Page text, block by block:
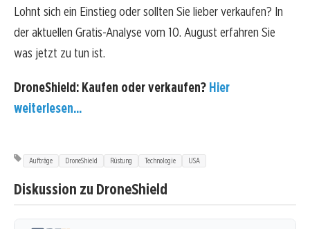
Lohnt sich ein Einstieg oder sollten Sie lieber verkaufen? In
der aktuellen Gratis-Analyse vom 10. August erfahren Sie
was jetzt zu tun ist.
DroneShield: Kaufen oder verkaufen? Hier
weiterlesen...
Aufträge DroneShield Rüstung Technologie USA
Diskussion zu DroneShield